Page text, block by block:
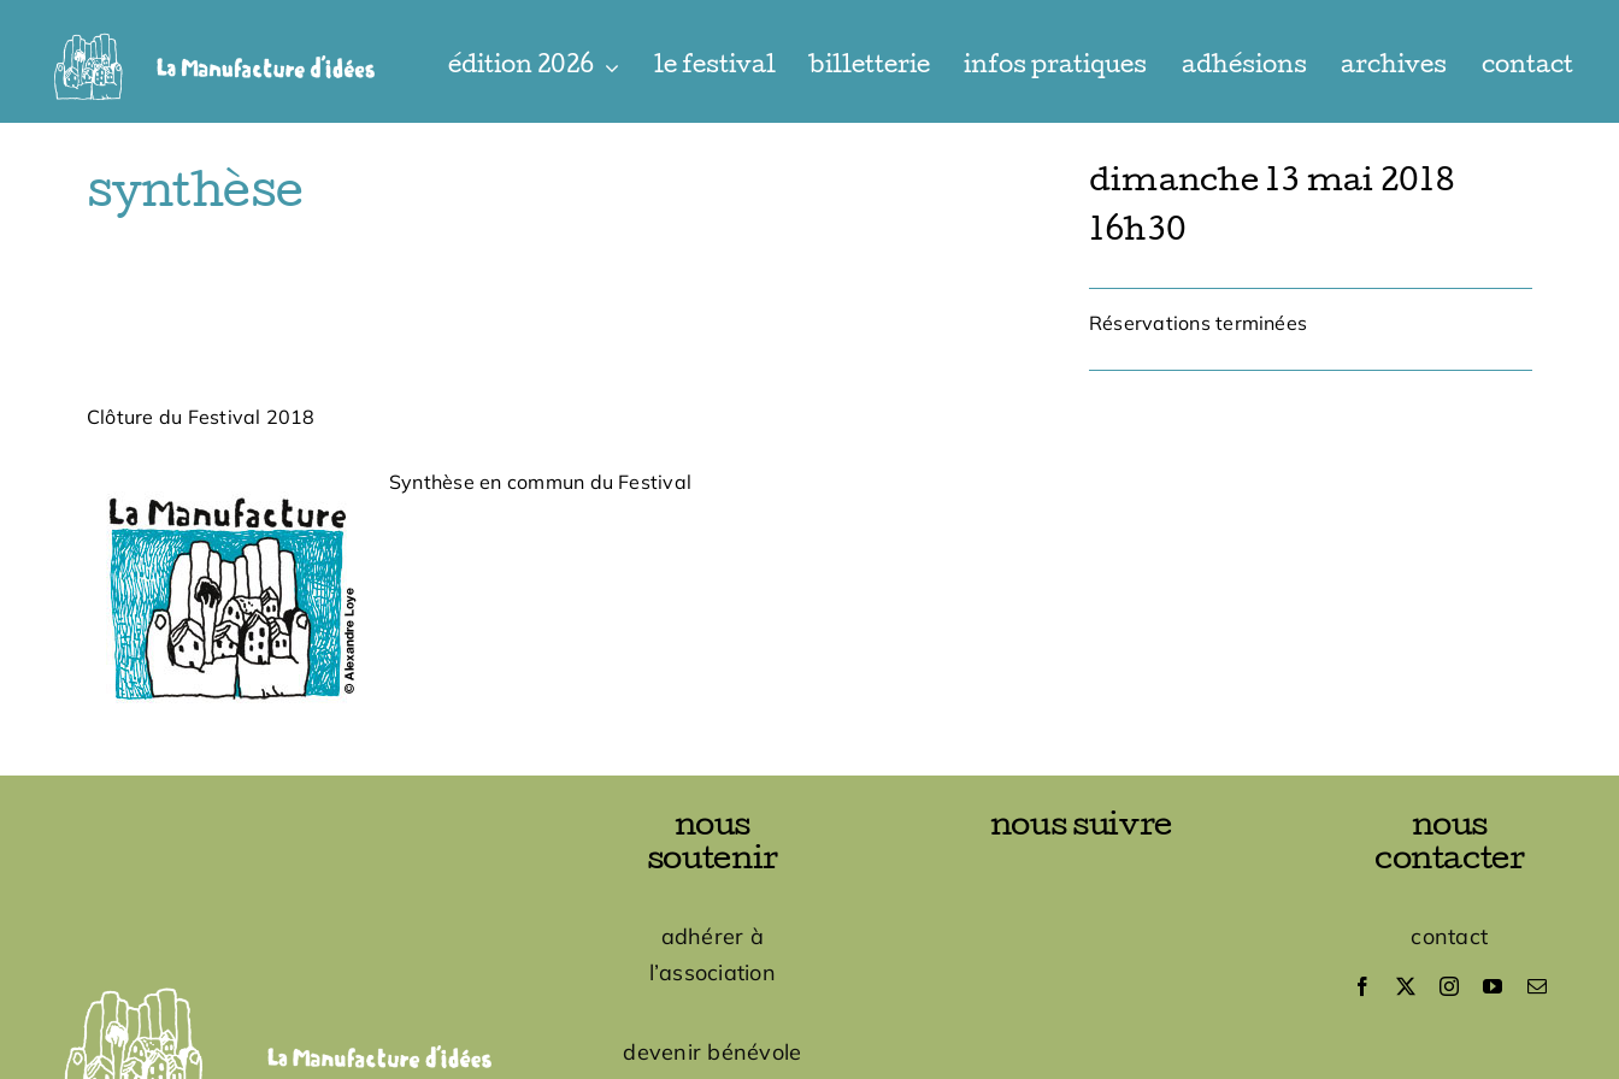
contenu
édition 2026 le festival billetterie infos pratiques adhésions archives contact
synthèse
dimanche 13 mai 2018
16h30
Réservations terminées
Clôture du Festival 2018
Synthèse en commun du Festival
nous
soutenir
adhérer à
l’association
devenir bénévole
nous suivre
nous
contacter
contact